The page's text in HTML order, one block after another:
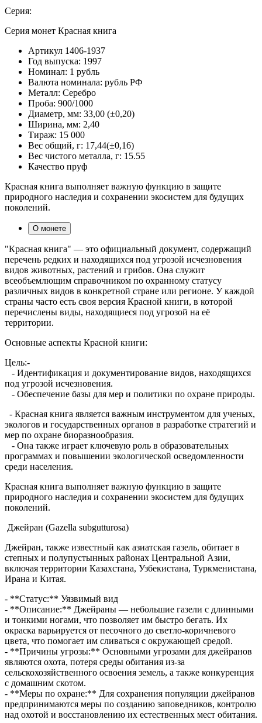
Серия:
Серия монет Красная книга
Артикул 1406-1937
Год выпуска: 1997
Номинал: 1 рубль
Валюта номинала: рубль РФ
Металл: Серебро
Проба: 900/1000
Диаметр, мм: 33,00 (±0,20)
Ширина, мм: 2,40
Тираж: 15 000
Вес общий, г: 17,44(±0,16)
Вес чистого металла, г: 15.55
Качество пруф
Красная книга выполняет важную функцию в защите
природного наследия и сохранении экосистем для будущих
поколений.
О монете
"Красная книга" — это официальный документ, содержащий
перечень редких и находящихся под угрозой исчезновения
видов животных, растений и грибов. Она служит
всеобъемлющим справочником по охранному статусу
различных видов в конкретной стране или регионе. У каждой
страны часто есть своя версия Красной книги, в которой
перечислены виды, находящиеся под угрозой на её
территории.
Основные аспекты Красной книги:
Цель:-
- Идентификация и документирование видов, находящихся
под угрозой исчезновения.
- Обеспечение базы для мер и политики по охране природы.
- Красная книга является важным инструментом для ученых,
экологов и государственных органов в разработке стратегий и
мер по охране биоразнообразия.
- Она также играет ключевую роль в образовательных
программах и повышении экологической осведомленности
среди населения.
Красная книга выполняет важную функцию в защите
природного наследия и сохранении экосистем для будущих
поколений.
Джейран (Gazella subgutturosa)
Джейран, также известный как азиатская газель, обитает в
степных и полупустынных районах Центральной Азии,
включая территории Казахстана, Узбекистана, Туркменистана,
Ирана и Китая.
- **Статус:** Уязвимый вид
- **Описание:** Джейраны — небольшие газели с длинными
и тонкими ногами, что позволяет им быстро бегать. Их
окраска варьируется от песочного до светло-коричневого
цвета, что помогает им сливаться с окружающей средой.
- **Причины угрозы:** Основными угрозами для джейранов
являются охота, потеря среды обитания из-за
сельскохозяйственного освоения земель, а также конкуренция
с домашним скотом.
- **Меры по охране:** Для сохранения популяции джейранов
предпринимаются меры по созданию заповедников, контролю
над охотой и восстановлению их естественных мест обитания.